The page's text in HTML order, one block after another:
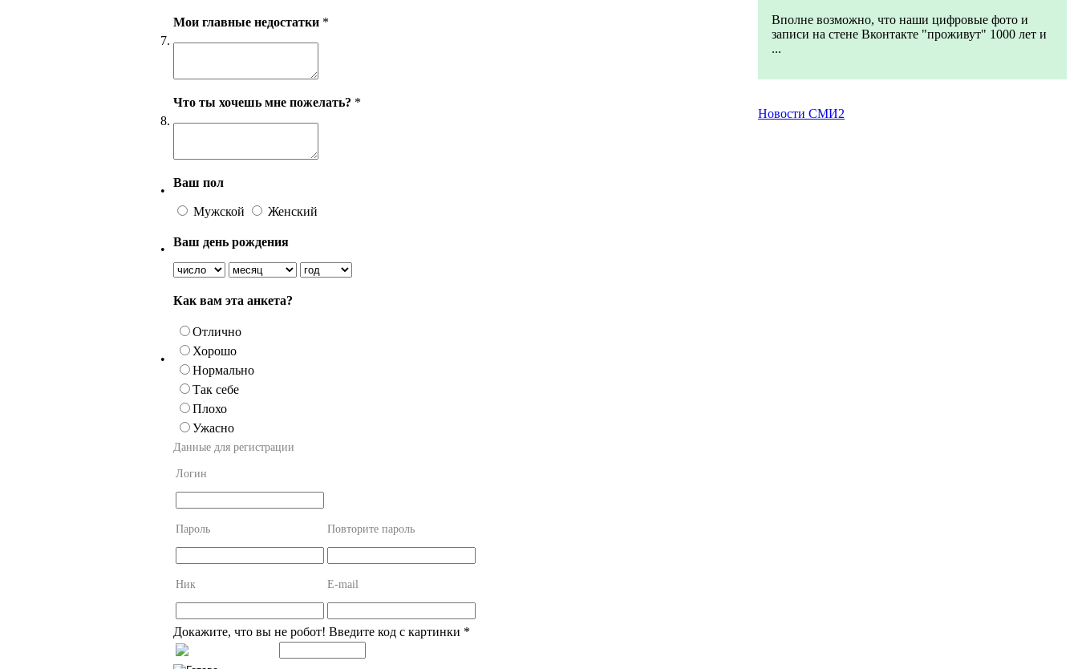
7.
Мои главные недостатки *
8.
Что ты хочешь мне пожелать? *
•
Ваш пол
Мужской Женский
•
Ваш день рождения
•
Как вам эта анкета?
Отлично
Хорошо
Нормально
Так себе
Плохо
Ужасно
Данные для регистрации
Логин
Пароль Повторите пароль
Ник E-mail
Докажите, что вы не робот! Введите код с картинки *
Вполне возможно, что наши цифровые фото и
записи на стене Вконтакте "проживут" 1000 лет и
...
Новости СМИ2